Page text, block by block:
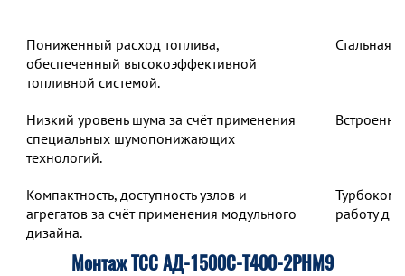
Пониженный расход топлива,
обеспеченный высокоэффективной
топливной системой.
Стальная
Низкий уровень шума за счёт применения
специальных шумопонижающих
технологий.
Компактность, доступность узлов и
агрегатов за счёт применения модульного
дизайна.
работу
Монтаж ТСС АД-1500С-Т400-2РНМ9